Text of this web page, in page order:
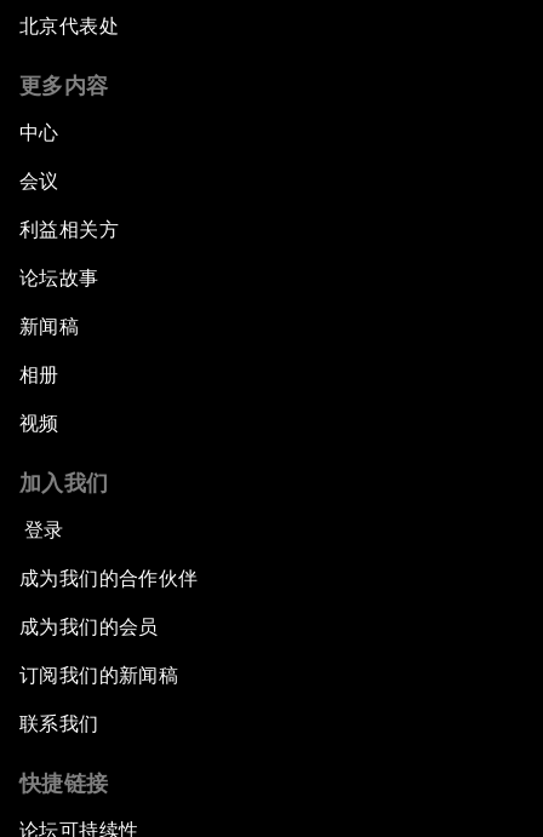
北京代表处
更多内容
中心
会议
利益相关方
论坛故事
新闻稿
相册
视频
加入我们
登录
成为我们的合作伙伴
成为我们的会员
订阅我们的新闻稿
联系我们
快捷链接
论坛可持续性